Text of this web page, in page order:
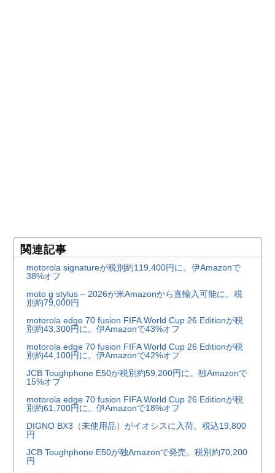
関連記事
motorola signatureが税別約119,400円に。伊Amazonで
38%オフ
moto g stylus – 2026が米Amazonから直輸入可能に。税
別約79,000円
motorola edge 70 fusion FIFA World Cup 26 Editionが税
別約43,300円に。伊Amazonで43%オフ
motorola edge 70 fusion FIFA World Cup 26 Editionが税
別約44,100円に。伊Amazonで42%オフ
JCB Toughphone E50が税別約59,200円に。独Amazonで
15%オフ
motorola edge 70 fusion FIFA World Cup 26 Editionが税
別約61,700円に。伊Amazonで18%オフ
DIGNO BX3（未使用品）がイオシスに入荷。税込19,800
円
JCB Toughphone E50が独Amazonで発売。税別約70,200
円